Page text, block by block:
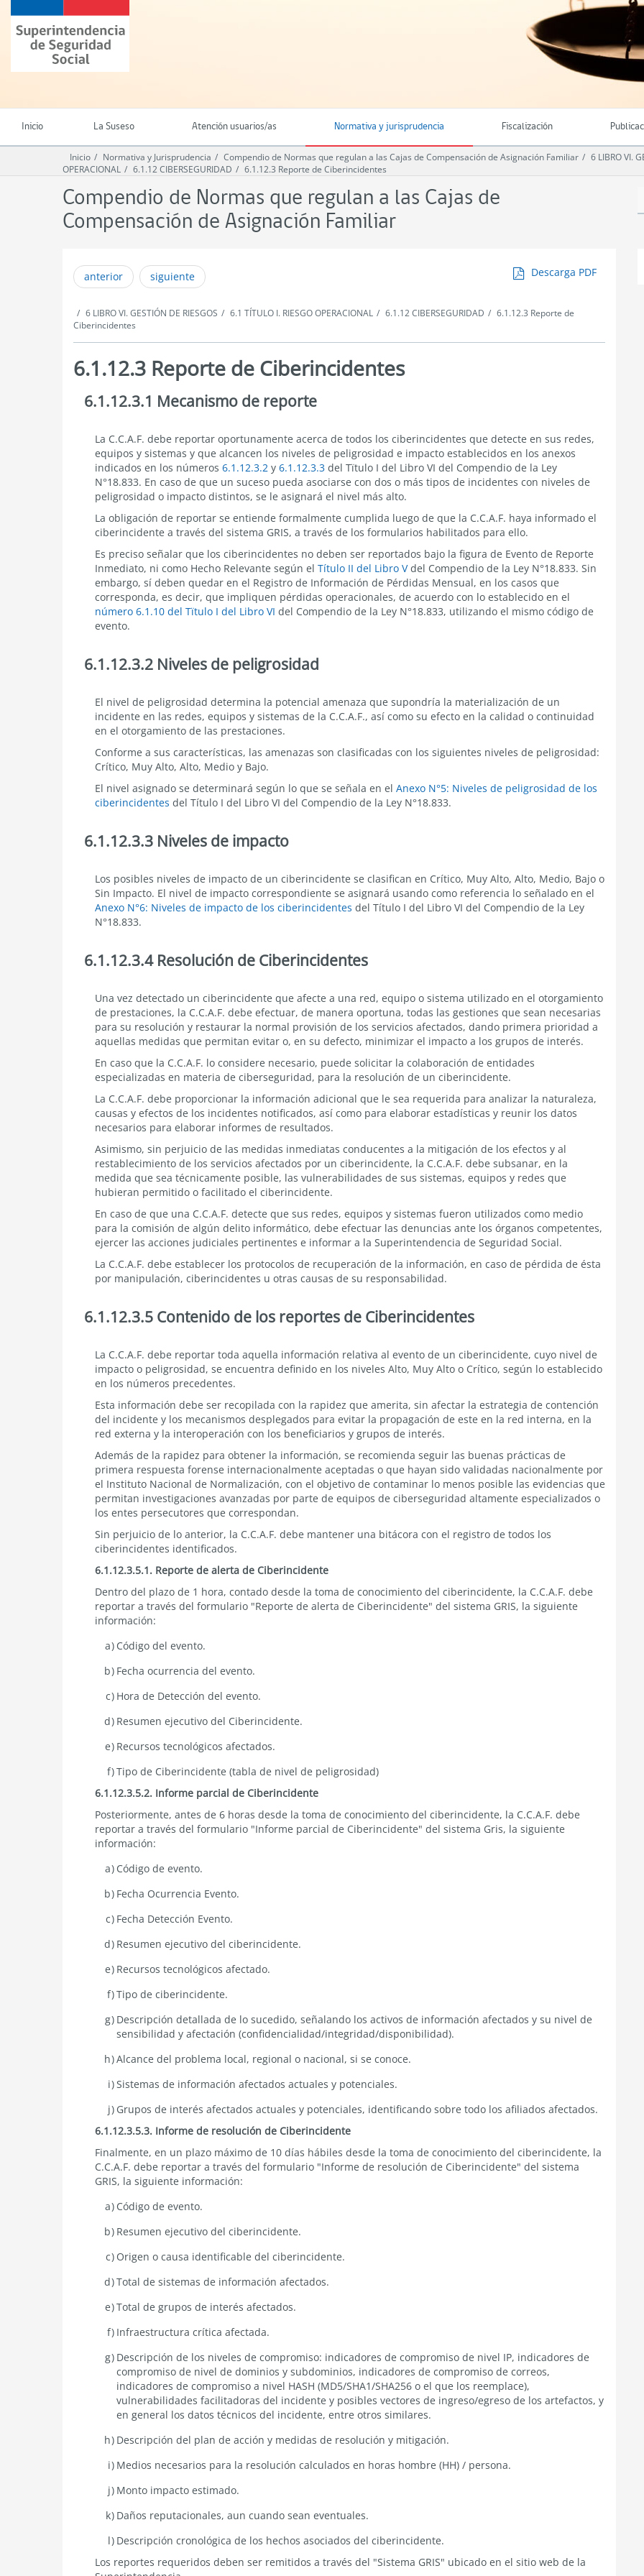
contenido
principal
Superintendencia
de
Seguridad
(SUSESO)
Chile
Inicio La Suseso Atención usuarios/as Normativa y jurisprudencia Fiscalización
Inicio Normativa y Jurisprudencia Compendio de Normas que regulan a las Cajas de Compensación de Asignación Familiar 6 LIBRO VI.
OPERACIONAL
6.1.12 CIBERSEGURIDAD 6.1.12.3 Reporte de Ciberincidentes
Compendio de Normas que regulan a las Cajas de
Compensación de Asignación Familiar
Descarga PDF
anterior siguiente
6 LIBRO VI. GESTIÓN DE RIESGOS 6.1 TÍTULO I. RIESGO OPERACIONAL 6.1.12 CIBERSEGURIDAD
6.1.12.3 Reporte de
Ciberincidentes
6.1.12.3 Reporte de Ciberincidentes
6.1.12.3
Reporte
Ciberincidentes
6.1.12.3.1 Mecanismo de reporte
6.1.12.3.1
Mecanismo
de
reporte
La C.C.A.F. debe reportar oportunamente acerca de todos los ciberincidentes que detecte en sus redes,
equipos y sistemas y que alcancen los niveles de peligrosidad e impacto establecidos en los anexos
indicados en los números 6.1.12.3.2 y 6.1.12.3.3 del Tïtulo I del Libro VI del Compendio de la Ley
N°18.833. En caso de que un suceso pueda asociarse con dos o más tipos de incidentes con niveles de
peligrosidad o impacto distintos, se le asignará el nivel más alto.
La obligación de reportar se entiende formalmente cumplida luego de que la C.C.A.F. haya informado el
ciberincidente a través del sistema GRIS, a través de los formularios habilitados para ello.
Es preciso señalar que los ciberincidentes no deben ser reportados bajo la figura de Evento de Reporte
Inmediato, ni como Hecho Relevante según el Título II del Libro V del Compendio de la Ley N°18.833. Sin
embargo, sí deben quedar en el Registro de Información de Pérdidas Mensual, en los casos que
corresponda, es decir, que impliquen pérdidas operacionales, de acuerdo con lo establecido en el
número 6.1.10 del Tïtulo I del Libro VI del Compendio de la Ley N°18.833, utilizando el mismo código de
evento.
6.1.12.3.2 Niveles de peligrosidad
6.1.12.3.2
Niveles
peligrosidad
El nivel de peligrosidad determina la potencial amenaza que supondría la materialización de un
incidente en las redes, equipos y sistemas de la C.C.A.F., así como su efecto en la calidad o continuidad
en el otorgamiento de las prestaciones.
Conforme a sus características, las amenazas son clasificadas con los siguientes niveles de peligrosidad:
Crítico, Muy Alto, Alto, Medio y Bajo.
El nivel asignado se determinará según lo que se señala en el Anexo N°5: Niveles de peligrosidad de los
ciberincidentes del Título I del Libro VI del Compendio de la Ley N°18.833.
6.1.12.3.3 Niveles de impacto
6.1.12.3.3
Niveles
de
Impacto
Los posibles niveles de impacto de un ciberincidente se clasifican en Crítico, Muy Alto, Alto, Medio, Bajo o
Sin Impacto. El nivel de impacto correspondiente se asignará usando como referencia lo señalado en el
Anexo N°6: Niveles de impacto de los ciberincidentes del Título I del Libro VI del Compendio de la Ley
N°18.833.
6.1.12.3.4 Resolución de Ciberincidentes
6.1.12.3.4
Resolución
Ciberincidentes
Una vez detectado un ciberincidente que afecte a una red, equipo o sistema utilizado en el otorgamiento
de prestaciones, la C.C.A.F. debe efectuar, de manera oportuna, todas las gestiones que sean necesarias
para su resolución y restaurar la normal provisión de los servicios afectados, dando primera prioridad a
aquellas medidas que permitan evitar o, en su defecto, minimizar el impacto a los grupos de interés.
En caso que la C.C.A.F. lo considere necesario, puede solicitar la colaboración de entidades
especializadas en materia de ciberseguridad, para la resolución de un ciberincidente.
La C.C.A.F. debe proporcionar la información adicional que le sea requerida para analizar la naturaleza,
causas y efectos de los incidentes notificados, así como para elaborar estadísticas y reunir los datos
necesarios para elaborar informes de resultados.
Asimismo, sin perjuicio de las medidas inmediatas conducentes a la mitigación de los efectos y al
restablecimiento de los servicios afectados por un ciberincidente, la C.C.A.F. debe subsanar, en la
medida que sea técnicamente posible, las vulnerabilidades de sus sistemas, equipos y redes que
hubieran permitido o facilitado el ciberincidente.
En caso de que una C.C.A.F. detecte que sus redes, equipos y sistemas fueron utilizados como medio
para la comisión de algún delito informático, debe efectuar las denuncias ante los órganos competentes,
ejercer las acciones judiciales pertinentes e informar a la Superintendencia de Seguridad Social.
La C.C.A.F. debe establecer los protocolos de recuperación de la información, en caso de pérdida de ésta
por manipulación, ciberincidentes u otras causas de su responsabilidad.
6.1.12.3.5 Contenido de los reportes de Ciberincidentes
6.1.12.3.5
Contenido
los
reportes
de
Ciberincidentes
La C.C.A.F. debe reportar toda aquella información relativa al evento de un ciberincidente, cuyo nivel de
impacto o peligrosidad, se encuentra definido en los niveles Alto, Muy Alto o Crítico, según lo establecido
en los números precedentes.
Esta información debe ser recopilada con la rapidez que amerita, sin afectar la estrategia de contención
del incidente y los mecanismos desplegados para evitar la propagación de este en la red interna, en la
red externa y la interoperación con los beneficiarios y grupos de interés.
Además de la rapidez para obtener la información, se recomienda seguir las buenas prácticas de
primera respuesta forense internacionalmente aceptadas o que hayan sido validadas nacionalmente por
el Instituto Nacional de Normalización, con el objetivo de contaminar lo menos posible las evidencias que
permitan investigaciones avanzadas por parte de equipos de ciberseguridad altamente especializados o
los entes persecutores que correspondan.
Sin perjuicio de lo anterior, la C.C.A.F. debe mantener una bitácora con el registro de todos los
ciberincidentes identificados.
6.1.12.3.5.1. Reporte de alerta de Ciberincidente
Dentro del plazo de 1 hora, contado desde la toma de conocimiento del ciberincidente, la C.C.A.F. debe
reportar a través del formulario "Reporte de alerta de Ciberincidente" del sistema GRIS, la siguiente
información:
Código del evento.
Fecha ocurrencia del evento.
Hora de Detección del evento.
Resumen ejecutivo del Ciberincidente.
Recursos tecnológicos afectados.
Tipo de Ciberincidente (tabla de nivel de peligrosidad)
6.1.12.3.5.2. Informe parcial de Ciberincidente
Posteriormente, antes de 6 horas desde la toma de conocimiento del ciberincidente, la C.C.A.F. debe
reportar a través del formulario "Informe parcial de Ciberincidente" del sistema Gris, la siguiente
información:
Código de evento.
Fecha Ocurrencia Evento.
Fecha Detección Evento.
Resumen ejecutivo del ciberincidente.
Recursos tecnológicos afectado.
Tipo de ciberincidente.
Descripción detallada de lo sucedido, señalando los activos de información afectados y su nivel de
sensibilidad y afectación (confidencialidad/integridad/disponibilidad).
Alcance del problema local, regional o nacional, si se conoce.
Sistemas de información afectados actuales y potenciales.
Grupos de interés afectados actuales y potenciales, identificando sobre todo los afiliados afectados.
6.1.12.3.5.3. Informe de resolución de Ciberincidente
Finalmente, en un plazo máximo de 10 días hábiles desde la toma de conocimiento del ciberincidente, la
C.C.A.F. debe reportar a través del formulario "Informe de resolución de Ciberincidente" del sistema
GRIS, la siguiente información:
Código de evento.
Resumen ejecutivo del ciberincidente.
Origen o causa identificable del ciberincidente.
Total de sistemas de información afectados.
Total de grupos de interés afectados.
Infraestructura crítica afectada.
Descripción de los niveles de compromiso: indicadores de compromiso de nivel IP, indicadores de
compromiso de nivel de dominios y subdominios, indicadores de compromiso de correos,
indicadores de compromiso a nivel HASH (MD5/SHA1/SHA256 o el que los reemplace),
vulnerabilidades facilitadoras del incidente y posibles vectores de ingreso/egreso de los artefactos, y
en general los datos técnicos del incidente, entre otros similares.
Descripción del plan de acción y medidas de resolución y mitigación.
Medios necesarios para la resolución calculados en horas hombre (HH) / persona.
Monto impacto estimado.
Daños reputacionales, aun cuando sean eventuales.
Descripción cronológica de los hechos asociados del ciberincidente.
Los reportes requeridos deben ser remitidos a través del "Sistema GRIS" ubicado en el sitio web de la